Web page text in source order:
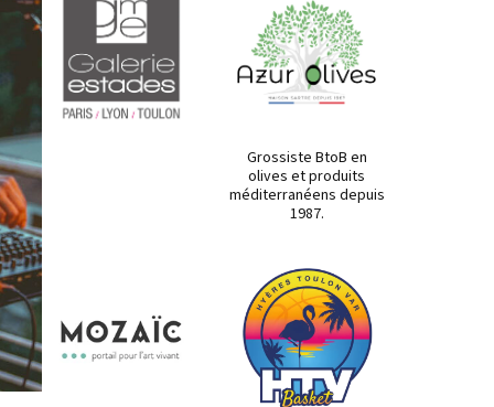
Grossiste BtoB en
olives et produits
méditerranéens depuis
1987.